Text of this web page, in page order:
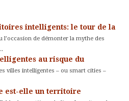
intelligents: le tour de la
l’occasion de démonter la mythe des
au risque du
villes intelligentes – ou smart cities –
est-elle un territoire